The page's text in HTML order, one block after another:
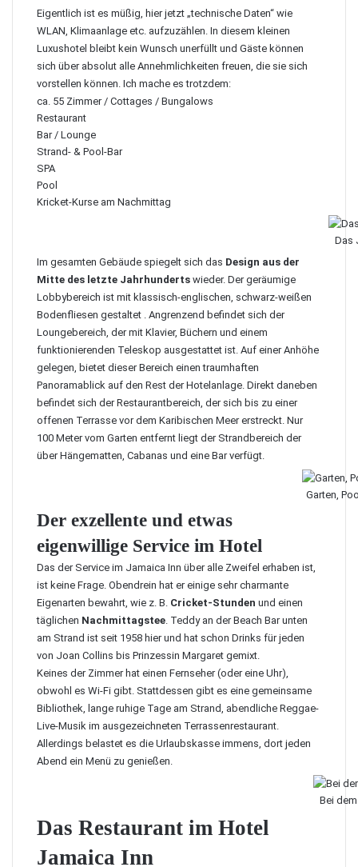
Eigentlich ist es müßig, hier jetzt „technische Daten“ wie
WLAN, Klimaanlage etc. aufzuzählen. In diesem kleinen
Luxushotel bleibt kein Wunsch unerfüllt und Gäste können
sich über absolut alle Annehmlichkeiten freuen, die sie sich
vorstellen können. Ich mache es trotzdem:
ca. 55 Zimmer / Cottages / Bungalows
Restaurant
Bar / Lounge
Strand- & Pool-Bar
SPA
Pool
Kricket-Kurse am Nachmittag
Das
Im gesamten Gebäude spiegelt sich das Design aus der
Mitte des letzte Jahrhunderts wieder. Der geräumige
Lobbybereich ist mit klassisch-englischen, schwarz-weißen
Bodenfliesen gestaltet . Angrenzend befindet sich der
Loungebereich, der mit Klavier, Büchern und einem
funktionierenden Teleskop ausgestattet ist. Auf einer Anhöhe
gelegen, bietet dieser Bereich einen traumhaften
Panoramablick auf den Rest der Hotelanlage. Direkt daneben
befindet sich der Restaurantbereich, der sich bis zu einer
offenen Terrasse vor dem Karibischen Meer erstreckt. Nur
100 Meter vom Garten entfernt liegt der Strandbereich der
über Hängematten, Cabanas und eine Bar verfügt.
Garten,
Der exzellente und etwas
eigenwillige Service im Hotel
Das der Service im Jamaica Inn über alle Zweifel erhaben ist,
ist keine Frage. Obendrein hat er einige sehr charmante
Eigenarten bewahrt, wie z. B. Cricket-Stunden und einen
täglichen Nachmittagstee. Teddy an der Beach Bar unten
am Strand ist seit 1958 hier und hat schon Drinks für jeden
von Joan Collins bis Prinzessin Margaret gemixt.
Keines der Zimmer hat einen Fernseher (oder eine Uhr),
obwohl es Wi-Fi gibt. Stattdessen gibt es eine gemeinsame
Bibliothek, lange ruhige Tage am Strand, abendliche Reggae-
Live-Musik im ausgezeichneten Terrassenrestaurant.
Allerdings belastet es die Urlaubskasse immens, dort jeden
Abend ein Menü zu genießen.
Bei
Das Restaurant im Hotel
Jamaica Inn